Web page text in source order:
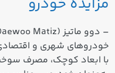
با ابعاد کوچک، مصرف